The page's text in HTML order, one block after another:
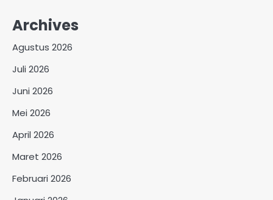
Archives
Agustus 2026
Juli 2026
Juni 2026
Mei 2026
April 2026
Maret 2026
Februari 2026